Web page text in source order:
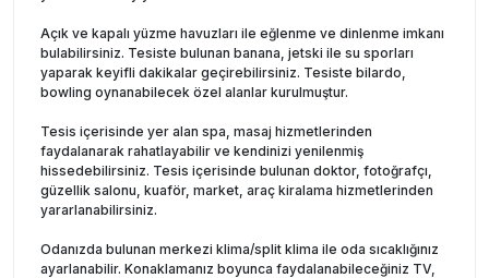
Açık ve kapalı yüzme havuzları ile eğlenme ve dinlenme imkanı
bulabilirsiniz. Tesiste bulunan banana, jetski ile su sporları
yaparak keyifli dakikalar geçirebilirsiniz. Tesiste bilardo,
bowling oynanabilecek özel alanlar kurulmuştur.
Tesis içerisinde yer alan spa, masaj hizmetlerinden
faydalanarak rahatlayabilir ve kendinizi yenilenmiş
hissedebilirsiniz. Tesis içerisinde bulunan doktor, fotoğrafçı,
güzellik salonu, kuaför, market, araç kiralama hizmetlerinden
yararlanabilirsiniz.
Odanızda bulunan merkezi klima/split klima ile oda sıcaklığınız
ayarlanabilir. Konaklamanız boyunca faydalanabileceğiniz TV,